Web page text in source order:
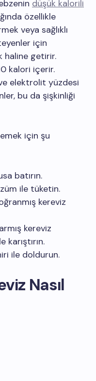
düşük kalorili
özellikle
veya sağlıklı
için
haline getirir.
kalori içerir.
elektrolit yüzdesi
bu da şişkinliği
için şu
batırın.
ile tüketin.
kereviz
kereviz
karıştırın.
ile doldurun.
Nasıl